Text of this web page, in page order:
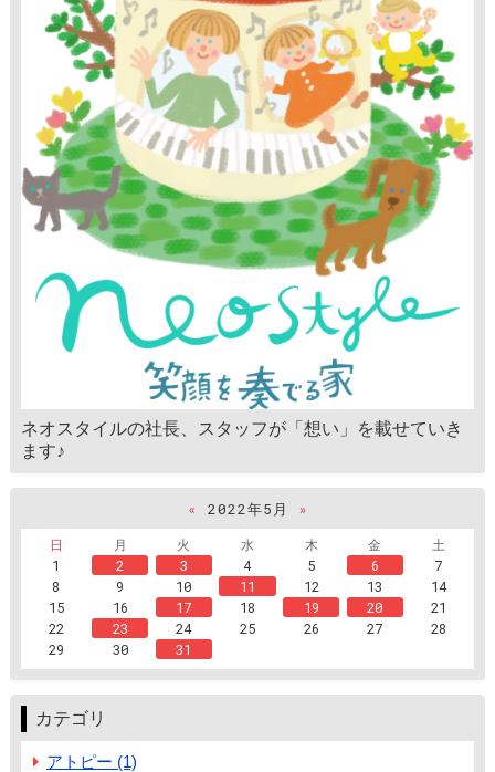
ネオスタイルの社長、スタッフが「想い」を載せていき
ます♪
« 2022年5月
»
日
月 火 水 木 金
土
1
2 3 4 5 6
7
8
9 10 11 12 13
14
15
16 17 18 19 20
21
22
23 24 25 26 27
28
29
30 31
カテゴリ
アトピー (1)